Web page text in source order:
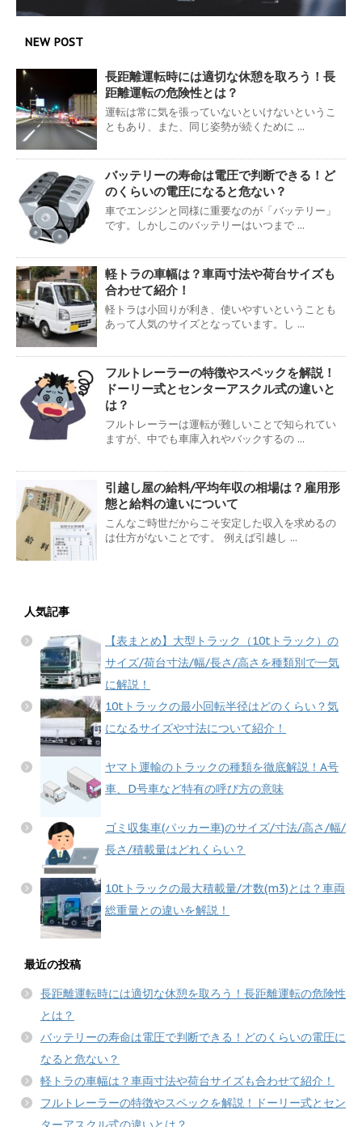
NEW POST
長距離運転時には適切な休憩を取ろう！長
距離運転の危険性とは？
運転は常に気を張っていないといけないというこ
ともあり、また、同じ姿勢が続くために ...
バッテリーの寿命は電圧で判断できる！ど
のくらいの電圧になると危ない？
車でエンジンと同様に重要なのが「バッテリー」
です。しかしこのバッテリーはいつまで ...
軽トラの車幅は？車両寸法や荷台サイズも
合わせて紹介！
軽トラは小回りが利き、使いやすいということも
あって人気のサイズとなっています。し ...
フルトレーラーの特徴やスペックを解説！
ドーリー式とセンターアスクル式の違いと
は？
フルトレーラーは運転が難しいことで知られてい
ますが、中でも車庫入れやバックするの ...
引越し屋の給料/平均年収の相場は？雇用形
態と給料の違いについて
こんなご時世だからこそ安定した収入を求めるの
は仕方がないことです。 例えば引越し ...
人気記事
【表まとめ】大型トラック（10tトラック）の
サイズ/荷台寸法/幅/長さ/高さを種類別で一気
に解説！
10tトラックの最小回転半径はどのくらい？気
になるサイズや寸法について紹介！
ヤマト運輸のトラックの種類を徹底解説！A号
車、D号車など特有の呼び方の意味
ゴミ収集車(パッカー車)のサイズ/寸法/高さ/幅/
長さ/積載量はどれくらい？
10tトラックの最大積載量/才数(m3)とは？車両
総重量との違いを解説！
最近の投稿
長距離運転時には適切な休憩を取ろう！長距離運転の危険性
とは？
バッテリーの寿命は電圧で判断できる！どのくらいの電圧に
なると危ない？
軽トラの車幅は？車両寸法や荷台サイズも合わせて紹介！
フルトレーラーの特徴やスペックを解説！ドーリー式とセン